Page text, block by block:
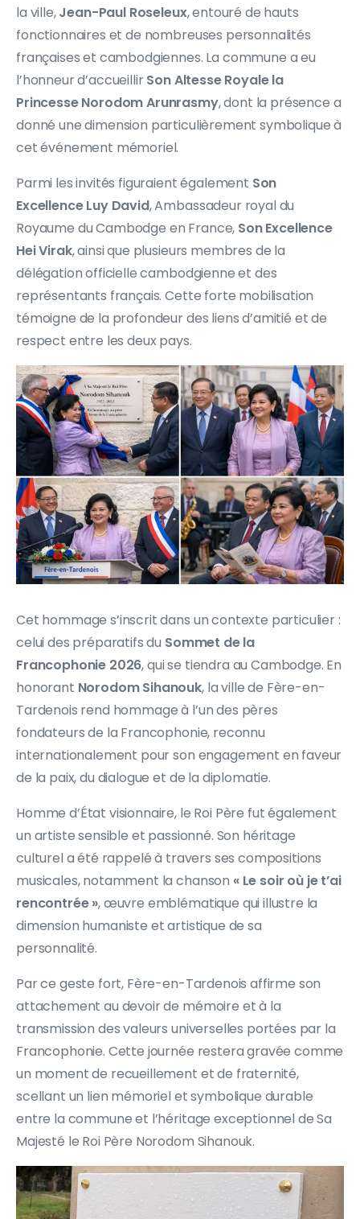
la ville,Jean-Paul Roseleux, entouré de hauts
fonctionnaires et de nombreuses personnalités
françaises et cambodgiennes. La commune a eu
l’honneur d’accueillirSon Altesse Royale la
PrincesseNorodom Arunrasmy, dont la présence a
donné une dimension particulièrement symbolique à
cet événement mémoriel.
Parmi les invités figuraient également Son
ExcellenceLuy David, Ambassadeur royal du
Royaume du Cambodge en France, Son Excellence
Hei Virak, ainsi que plusieurs membres de la
délégation officielle cambodgienne et des
représentants français. Cette forte mobilisation
témoigne de la profondeur des liens d’amitié et de
respect entre les deux pays.
Cet hommage s’inscrit dans un contexte particulier :
celui des préparatifs du Sommet de la
Francophonie 2026, qui se tiendra au Cambodge. En
honorant Norodom Sihanouk, la ville de Fère-en-
Tardenois rend hommage à l’un des pères
fondateurs de la Francophonie, reconnu
internationalement pour son engagement en faveur
de la paix, du dialogue et de la diplomatie.
Homme d’État visionnaire, le Roi Père fut également
un artiste sensible et passionné. Son héritage
culturel a été rappelé à travers ses compositions
musicales, notamment la chanson « Le soir où je t’ai
rencontrée », œuvre emblématique qui illustre la
dimension humaniste et artistique de sa
personnalité.
Par ce geste fort, Fère-en-Tardenois affirme son
attachement au devoir de mémoire et à la
transmission des valeurs universelles portées par la
Francophonie. Cette journée restera gravée comme
un moment de recueillement et de fraternité,
scellant un lien mémoriel et symbolique durable
entre la commune et l’héritage exceptionnel de Sa
Majesté le Roi Père Norodom Sihanouk.